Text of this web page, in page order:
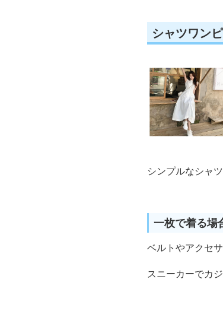
シャツワン
シンプルなシャ
一枚で着る場
ベルトやアクセ
スニーカーでカ